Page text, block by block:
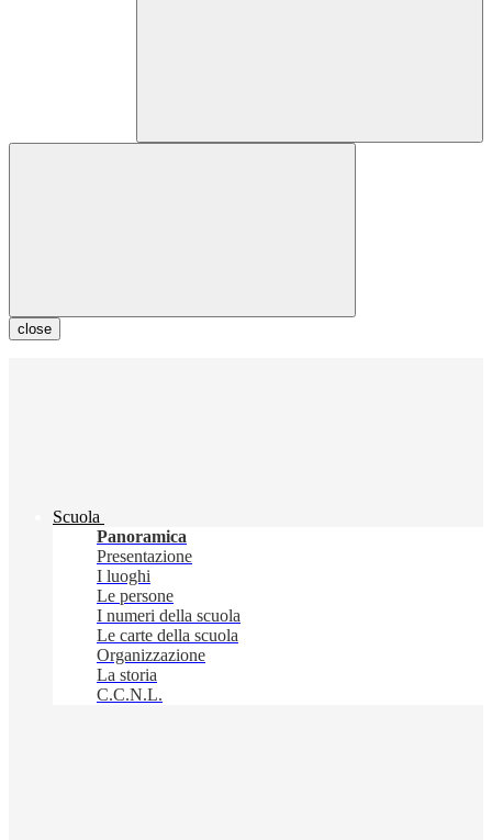
close
Scuola
Panoramica
Presentazione
I luoghi
Le persone
I numeri della scuola
Le carte della scuola
Organizzazione
La storia
C.C.N.L.